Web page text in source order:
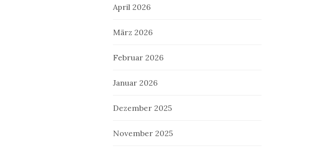
April 2026
März 2026
Februar 2026
Januar 2026
Dezember 2025
November 2025